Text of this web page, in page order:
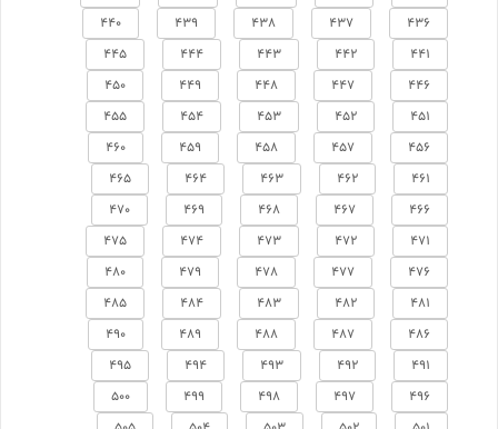
436
437
438
439
440
441
442
443
444
445
446
447
448
449
450
451
452
453
454
455
456
457
458
459
460
461
462
463
464
465
466
467
468
469
470
471
472
473
474
475
476
477
478
479
480
481
482
483
484
485
486
487
488
489
490
491
492
493
494
495
496
497
498
499
500